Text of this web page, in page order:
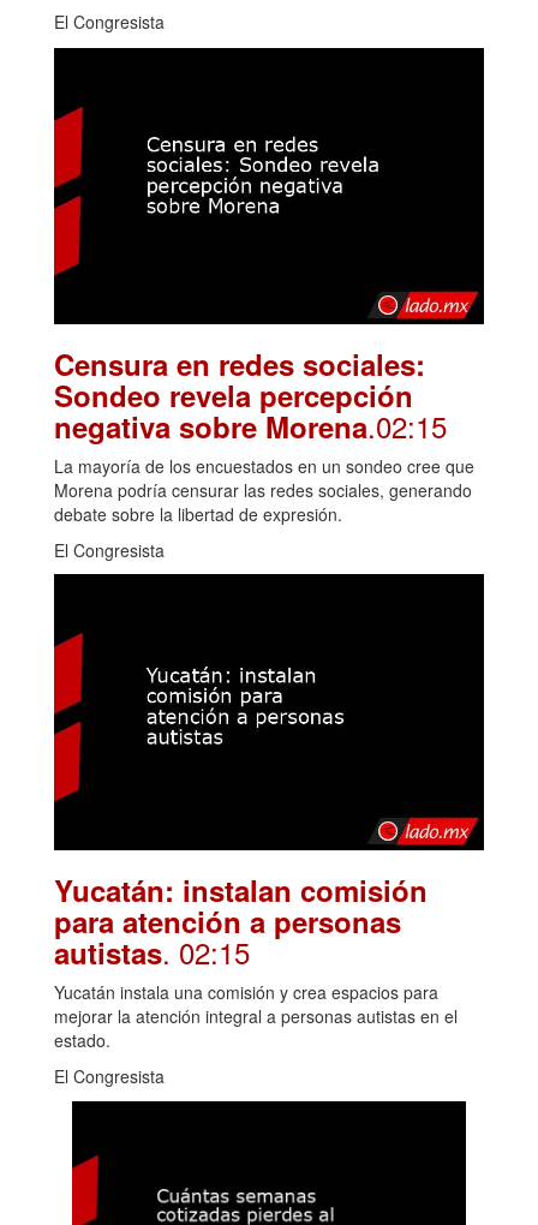
El Congresista
Censura en redes sociales:
Sondeo revela percepción
negativa sobre Morena.02:15
La mayoría de los encuestados en un sondeo cree que
Morena podría censurar las redes sociales, generando
debate sobre la libertad de expresión.
El Congresista
Yucatán: instalan comisión
para atención a personas
autistas. 02:15
Yucatán instala una comisión y crea espacios para
mejorar la atención integral a personas autistas en el
estado.
El Congresista